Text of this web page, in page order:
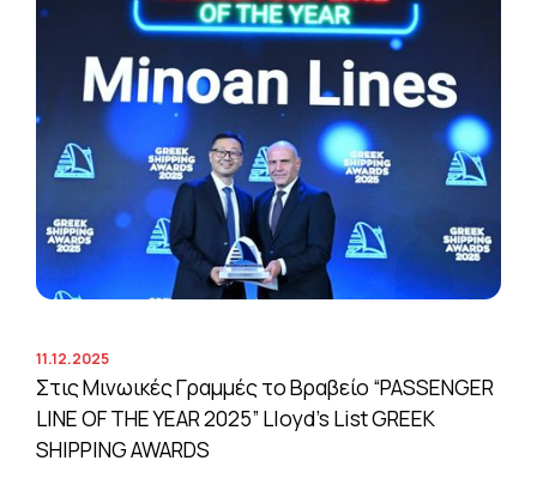
11.12.2025
Στις Μινωικές Γραμμές το Βραβείο “PASSENGER
LINE OF THE YEAR 2025” Lloyd’s List GREEK
SHIPPING AWARDS